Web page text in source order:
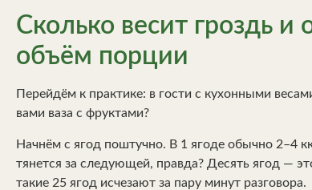
Сколько весит гроздь и
объём порции
Перейдём к практике: в гости с кухонными
вами ваза с фруктами?
Начнём с ягод поштучно. В 1 ягоде обычно 2–4
тянется за следующей, правда? Десять ягод —
такие 25 ягод исчезают за пару минут разговора.